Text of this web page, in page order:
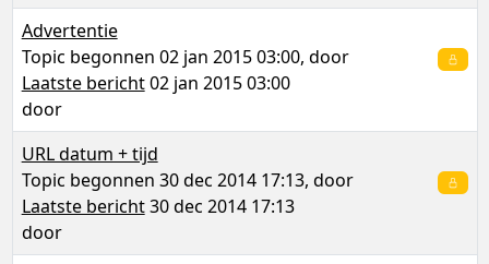
Advertentie
Topic begonnen 02 jan 2015 03:00, door
Laatste bericht02 jan 2015 03:00
door
URL datum + tijd
Topic begonnen 30 dec 2014 17:13, door
Laatste bericht30 dec 2014 17:13
door